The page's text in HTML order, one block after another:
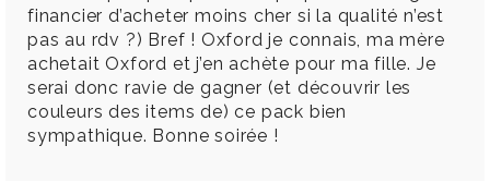
financier d’acheter moins cher si la qualité n’est
pas au rdv ?) Bref ! Oxford je connais, ma mère
achetait Oxford et j’en achète pour ma fille. Je
serai donc ravie de gagner (et découvrir les
couleurs des items de) ce pack bien
sympathique. Bonne soirée !